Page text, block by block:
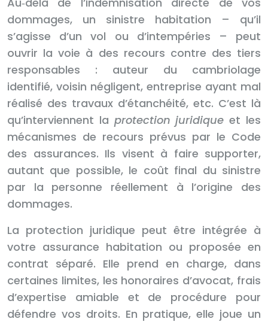
dommages, un sinistre habitation – qu’il
s’agisse d’un vol ou d’intempéries – peut
ouvrir la voie à des recours contre des tiers
responsables : auteur du cambriolage
identifié, voisin négligent, entreprise ayant mal
réalisé des travaux d’étanchéité, etc. C’est là
qu’interviennent la protection juridique et les
mécanismes de recours prévus par le Code
des assurances. Ils visent à faire supporter,
autant que possible, le coût final du sinistre
par la personne réellement à l’origine des
dommages.
La protection juridique peut être intégrée à
votre assurance habitation ou proposée en
contrat séparé. Elle prend en charge, dans
certaines limites, les honoraires d’avocat, frais
d’expertise amiable et de procédure pour
défendre vos droits. En pratique, elle joue un